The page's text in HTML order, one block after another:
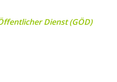
Dienst (GÖD)